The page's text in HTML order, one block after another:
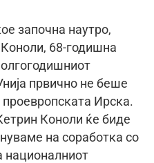
започна наутро,
68-годишна
првично не беше
Ирска.
Коноли ќе биде
на соработка со
националниот